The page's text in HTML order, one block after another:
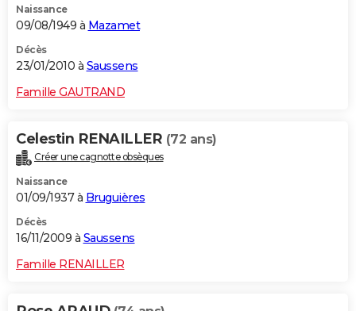
Naissance
09/08/1949 à Mazamet
Décès
23/01/2010 à Saussens
Famille GAUTRAND
Celestin RENAILLER (72 ans)
Créer une cagnotte obsèques
Naissance
01/09/1937 à Bruguières
Décès
16/11/2009 à Saussens
Famille RENAILLER